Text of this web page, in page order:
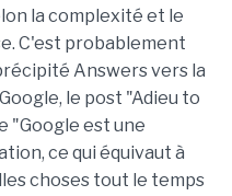
la complexité et le
C'est probablement
Answers vers la
le post "Adieu to
"Google est une
ce qui équivaut à
choses tout le temps